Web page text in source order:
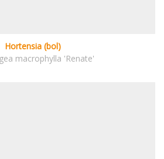
Hortensia (bol)
macrophylla 'Renate'